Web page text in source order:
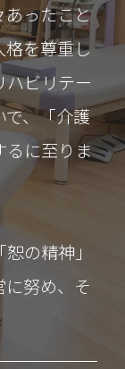
あったこと
を尊重し
ビリテー
、「介護
るに至りま
の精神」
努め、そ